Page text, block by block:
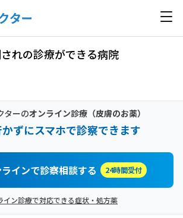
れの診療ができる病院
ターのオンライン診療（皮膚のお薬）
ずにスマホで診察できます
インで診察相談する 24時間受付
イン診療で対応できる症状・処方薬